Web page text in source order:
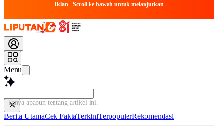
Iklan - Scroll ke bawah untuk melanjutkan
Menu
Tanya apapun tentang artikel ini
Berita UtamaCek FaktaTerkiniTerpopulerRekomendasi